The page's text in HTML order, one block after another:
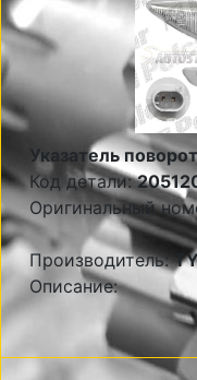
Указатель
Код детали:
Оригинальный
Производитель:
Описание: